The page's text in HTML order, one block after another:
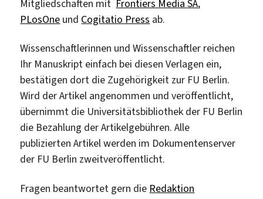
Mitgliedschaften mit Frontiers Media SA,
PLosOne und Cogitatio Press ab.
Wissenschaftlerinnen und Wissenschaftler reichen
Ihr Manuskript einfach bei diesen Verlagen ein,
bestätigen dort die Zugehörigkeit zur FU Berlin.
Wird der Artikel angenommen und veröffentlicht,
übernimmt die Universitätsbibliothek der FU Berlin
die Bezahlung der Artikelgebühren. Alle
publizierten Artikel werden im Dokumentenserver
der FU Berlin zweitveröffentlicht.
Fragen beantwortet gern die Redaktion